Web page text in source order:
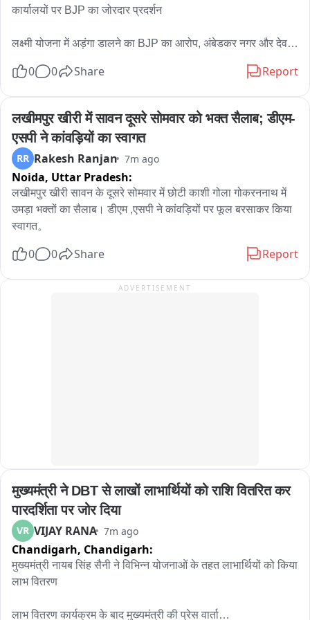
कार्यालयों पर BJP का जोरदार प्रदर्शन
लक्ष्मी योजना में अड़ंगा डालने का BJP का आरोप, अंबेडकर नगर और देवली
के खिलाफ BJP का विरोध प्रदर्शन
लोकेशन अंबेडकर नगर विधानसभा देवली विधानसभा
राजधानी दिल्ली में 2500 रुपए की लक्ष्मी योजना को लेकर सियासी घमासान
तेज हो गया है। आर्थिक रूप से कमजोर परिवारों की महिलाओं को हर महीने
2500 रुपये की आर्थिक सहायता देने वाली इस योजना पर आम आदमी पार्टी
और भाजपा आमने-सामने हैं। भाजपा का आरोप है कि AAP विधायक
अड़ंगा डाल रहे हैं।
इसी के विरोध में सोमवार सुबह भाजपा कार्यकर्ताओं ने आप विधायकों के
0 0 Share Report
लखीमपुर खीरी में सावन दूसरे सोमवार को भक्त सैलाब; डीएम-
एसपी ने कांवड़ियों का स्वागत
RR Rakesh Ranjan 7m ago
Noida, Uttar Pradesh:
लखीमपुर खीरी सावन के दूसरे सोमवार में छोटी काशी गोला गोकरननाथ में
उमड़ा भक्तों का सैलाब। डीएम ,एसपी ने कांवड़ियों पर फूल बरसाकर किया
स्वागत。
0 0 Share Report
ADVERTISEMENT
मुख्यमंत्री ने DBT से लाखों लाभार्थियों को राशि वितरित कर
पारदर्शिता पर जोर दिया
VR VIJAY RANA 7m ago
Chandigarh, Chandigarh:
मुख्यमंत्री नायब सिंह सैनी ने विभिन्न योजनाओं के तहत लाभार्थियों को किया
लाभ वितरण
लाभ वितरण कार्यक्रम के बाद मुख्यमंत्री की प्रेस वार्ता